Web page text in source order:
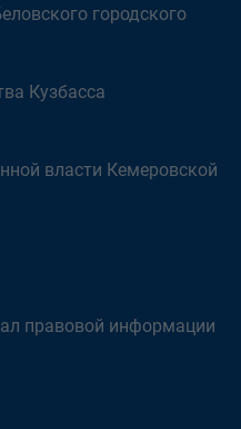
городского
Кузбасса
власти Кемеровской
правовой информации